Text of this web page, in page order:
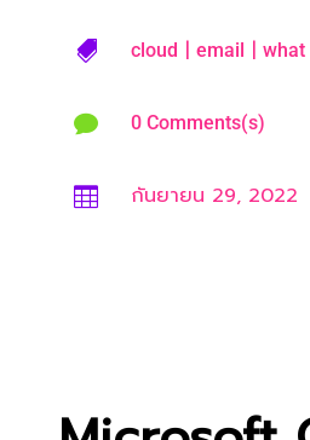
 cloud | email | what
 0 Comments(s)
 กันยายน 29, 2022